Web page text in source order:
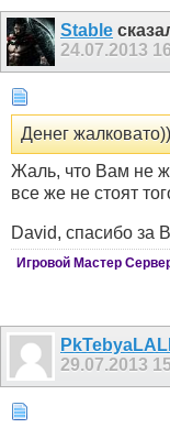
Stable
24.07.2013
Денег
Жаль, что Вам не
все же не стоят
David, спасибо за
Игровой Мастер
29.07.2013